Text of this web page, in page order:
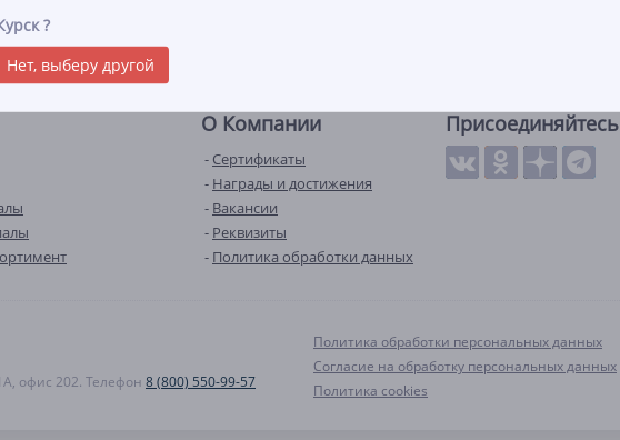
?
Нет, выберу другой
О Компании
Сертификаты
Награды и достижения
Вакансии
Реквизиты
Политика обработки данных
Присоединяйтесь
офис 202. Телефон 8 (800) 550-99-57
Политика обработки персональных данных
Согласие на обработку персональных данных
Политика cookies